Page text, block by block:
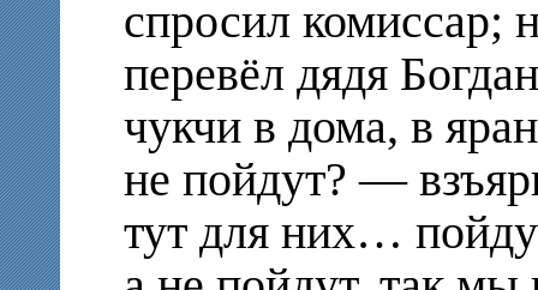
спросил комиссар;
перевёл дядя
чукчи в дома, в
не пойдут? —
тут для них…